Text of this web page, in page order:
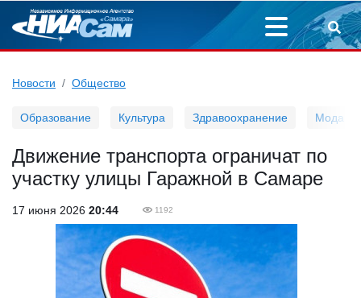
Новости Общество
Образование Культура Здравоохранение Мода
Движение транспорта ограничат по
участку улицы Гаражной в Самаре
17 июня 2026 20:44 1192